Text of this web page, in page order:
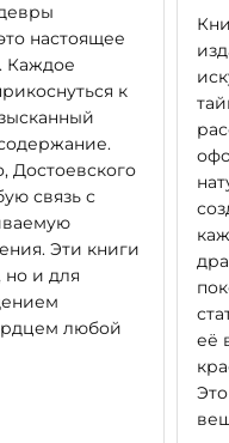
настоящее
Каждое
к
Достоевского
связь с
Эти книги
но и для
любой
её